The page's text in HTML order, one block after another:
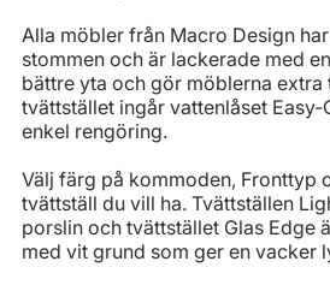
Alla möbler från Macro Design
stommen och är lackerade med
bättre yta och gör möblerna extra
tvättstället ingår vattenlåset
enkel rengöring.
Välj färg på kommoden, Fronttyp
tvättställ du vill ha. Tvättställen
porslin och tvättstället Glas Edge
med vit grund som ger en vacker